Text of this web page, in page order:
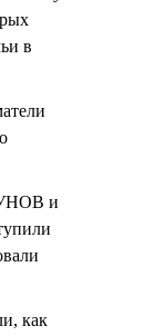
в
и
как